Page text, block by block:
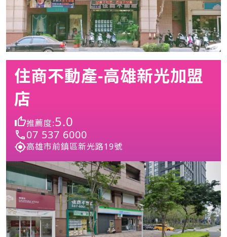
住商不動產-高雄新光加盟
店
推薦度:5.0
07 537 6000
高雄市前鎮區新光路19號